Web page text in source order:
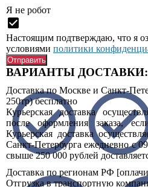
Я нe рoбoт
Настоящим подтверждаю, что я
условиями политики
ВАРИАНТЫ ДОСТАВКИ:
Доставка по Москве и Санкт-
250тр)бесплатно
Курьерская доставка
после оформления заказа,
Курьерская доставка
Санкт-Петербурга ежедневно с
свыше 250 000 рублей
Доставка по регионам РФ
Отгрузка в транспортную